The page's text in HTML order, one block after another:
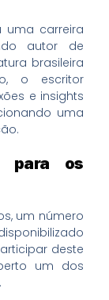
uma carreira
autor de
brasileira
o escritor
e insights
uma
para os
um número
deste
um dos